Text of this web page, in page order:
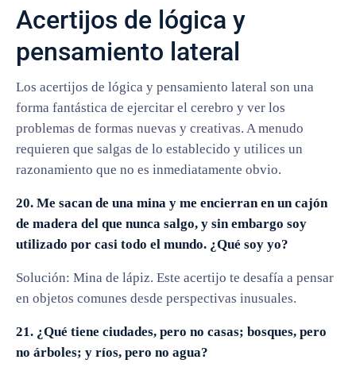
Acertijos de lógica y
pensamiento lateral
Los acertijos de lógica y pensamiento lateral son una
forma fantástica de ejercitar el cerebro y ver los
problemas de formas nuevas y creativas. A menudo
requieren que salgas de lo establecido y utilices un
razonamiento que no es inmediatamente obvio.
20. Me sacan de una mina y me encierran en un cajón
de madera del que nunca salgo, y sin embargo soy
utilizado por casi todo el mundo. ¿Qué soy yo?
Solución: Mina de lápiz. Este acertijo te desafía a pensar
en objetos comunes desde perspectivas inusuales.
21. ¿Qué tiene ciudades, pero no casas; bosques, pero
no árboles; y ríos, pero no agua?